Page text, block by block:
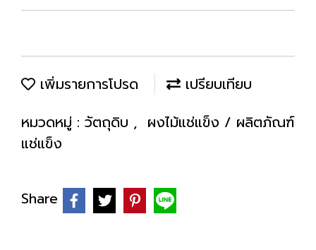
เพิ่มรายการโปรด
เปรียบเทียบ
หมวดหมู่ : วัตถุดิบ , ผงไม้แช่แข็ง / ผลิตภัณฑ์
แช่แข็ง
Share